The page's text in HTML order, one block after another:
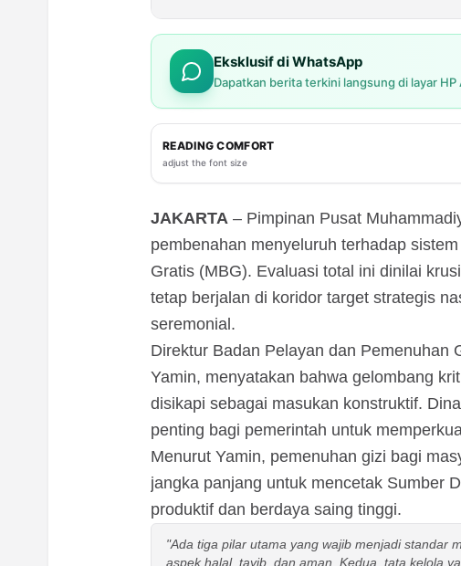
Eksklusif di WhatsApp
Dapatkan berita terkini langsung di layar HP
READING COMFORT
adjust the font size
JAKARTA – Pimpinan Pusat
pembenahan menyeluruh terhadap
Gratis (MBG). Evaluasi total ini dinilai
tetap berjalan di koridor target strategis
seremonial.
Direktur Badan Pelayan dan Pemenuhan
Yamin, menyatakan bahwa gelombang
disikapi sebagai masukan konstruktif.
penting bagi pemerintah untuk
Menurut Yamin, pemenuhan gizi bagi
jangka panjang untuk mencetak Sumber
produktif dan berdaya saing tinggi.
"Ada tiga pilar utama yang wajib menjadi standar
aspek halal, tayib, dan aman. Kedua, tata kelola